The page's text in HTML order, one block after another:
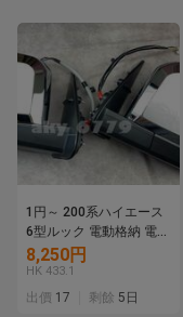
1円～ 200系ハイエース
6型ルック 電動格納 電動
ミラー調整 ドアミラー
メッキ 左右セット 純正
タイプ 新品 B
8,250円
HK 433.1
出價 17 剩餘 5日